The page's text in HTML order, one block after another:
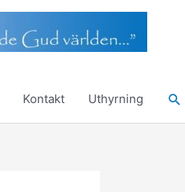
Kontakt Uthyrning Sök